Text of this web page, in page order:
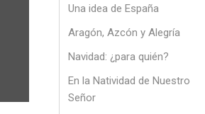
Una idea de España
Aragón, Azcón y Alegría
Navidad: ¿para quién?
En la Natividad de Nuestro
Señor